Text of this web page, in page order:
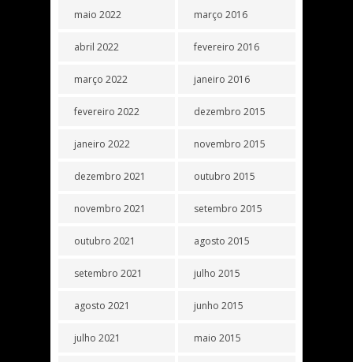
maio 2022
abril 2022
março 2022
fevereiro 2022
janeiro 2022
dezembro 2021
novembro 2021
outubro 2021
setembro 2021
agosto 2021
julho 2021
março 2016
fevereiro 2016
janeiro 2016
dezembro 2015
novembro 2015
outubro 2015
setembro 2015
agosto 2015
julho 2015
junho 2015
maio 2015